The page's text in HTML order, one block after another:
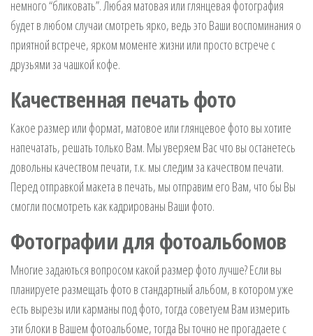
немного “бликовать”. Любая матовая или глянцевая фотография
будет в любом случаи смотреть ярко, ведь это Ваши воспоминания о
приятной встрече, ярком моменте жизни или просто встрече с
друзьями за чашкой кофе.
Качественная печать фото
Какое размер или формат, матовое или глянцевое фото вы хотите
напечатать, решать только Вам. Мы уверяем Вас что вы останетесь
довольны качеством печати, т.к. мы следим за качеством печати.
Перед отправкой макета в печать, мы отправим его Вам, что бы Вы
смогли посмотреть как кадрированы Ваши фото.
Фотографии для фотоальбомов
Многие задаються вопросом какой размер фото лучше? Если вы
планируете размещать фото в стандартный альбом, в котором уже
есть вырезы или карманы под фото, тогда советуем Вам измерить
эти блоки в Вашем фотоальбоме, тогда Вы точно не прогадаете с